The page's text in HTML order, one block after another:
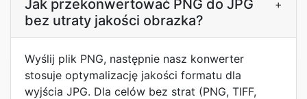
Jak przekonwertować PNG do JPG
bez utraty jakości obrazka?
+
Wyślij plik PNG, następnie nasz konwerter
stosuje optymalizację jakości formatu dla
wyjścia JPG. Dla celów bez strat (PNG, TIFF,